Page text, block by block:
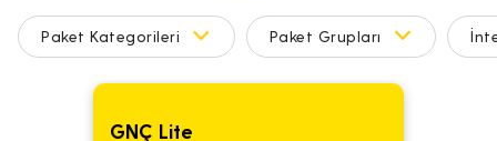
GNÇ Lite
Paket Kategorileri Paket Grupları